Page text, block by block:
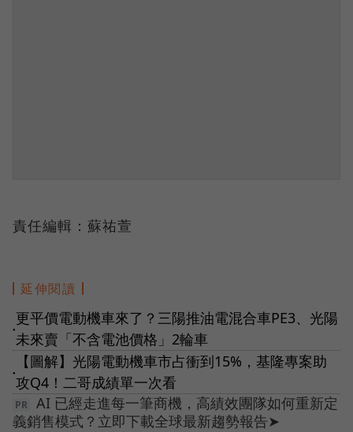
責任編輯：蘇祐萱
延伸閱讀
●
更平價電動機車來了？三陽推油電混合車PE3、光陽
未來賣「不含電池價格」2輪車
●
【圖解】光陽電動機車市占衝到15%，基隆專案助
攻Q4！二哥成績單一次看
AI 已經走進每一筆商機，高績效團隊如何重新定
義銷售模式？立即下載全球最新趨勢報告➤